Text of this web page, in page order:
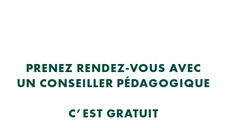
PRENEZ RENDEZ-VOUS AVEC
UN CONSEILLER PÉDAGOGIQUE
C’EST GRATUIT